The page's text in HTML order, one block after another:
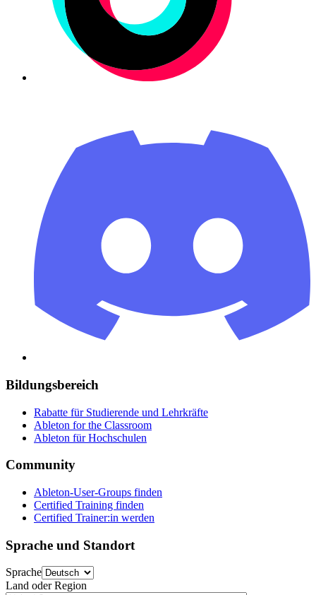
Bildungsbereich
Rabatte für Studierende und Lehrkräfte
Ableton for the Classroom
Ableton für Hochschulen
Community
Ableton-User-Groups finden
Certified Training finden
Certified Trainer:in werden
Sprache und Standort
Sprache
Land oder Region